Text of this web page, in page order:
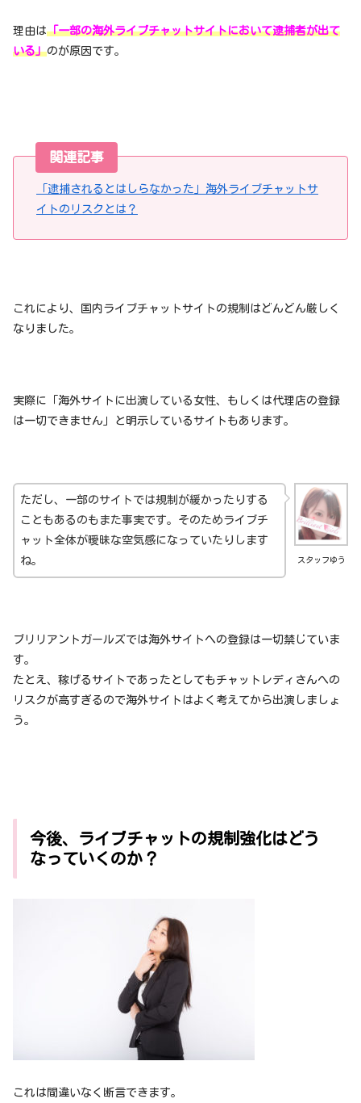
理由は「一部の海外ライブチャットサイトにおいて逮捕者が出て
いる」のが原因です。
関連記事
「逮捕されるとはしらなかった」海外ライブチャットサ
イトのリスクとは？
これにより、国内ライブチャットサイトの規制はどんどん厳しく
なりました。
実際に「海外サイトに出演している女性、もしくは代理店の登録
は一切できません」と明示しているサイトもあります。
スタッフゆう
ただし、一部のサイトでは規制が緩かったりする
こともあるのもまた事実です。そのためライブチ
ャット全体が曖昧な空気感になっていたりします
ね。
ブリリアントガールズでは海外サイトへの登録は一切禁じていま
す。
たとえ、稼げるサイトであったとしてもチャットレディさんへの
リスクが高すぎるので海外サイトはよく考えてから出演しましょ
う。
今後、ライブチャットの規制強化はどう
なっていくのか？
これは間違いなく断言できます。